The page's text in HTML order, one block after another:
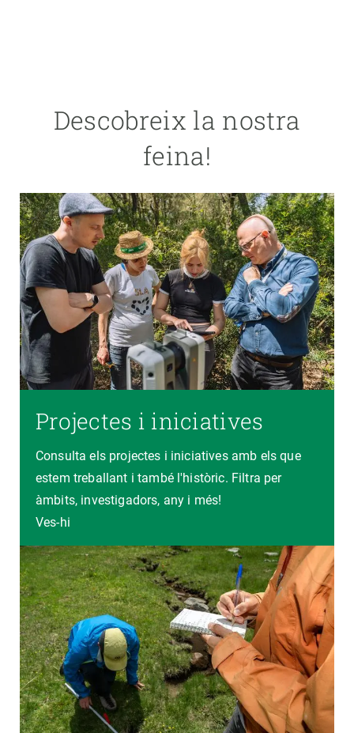
Descobreix la nostra
feina!
Projectes i iniciatives
Consulta els projectes i iniciatives amb els que
estem treballant i també l'històric. Filtra per
àmbits, investigadors, any i més!
Ves-hi